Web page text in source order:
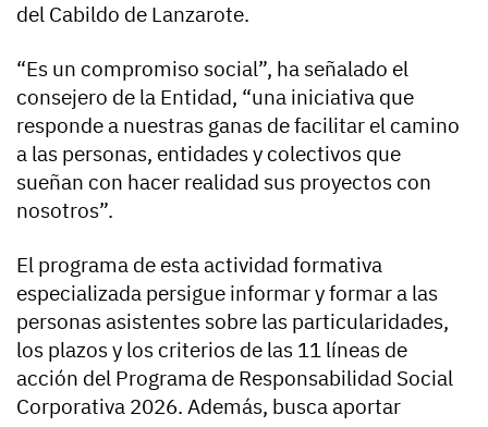
del Cabildo de Lanzarote.
“Es un compromiso social”, ha señalado el
consejero de la Entidad, “una iniciativa que
responde a nuestras ganas de facilitar el camino
a las personas, entidades y colectivos que
sueñan con hacer realidad sus proyectos con
nosotros”.
El programa de esta actividad formativa
especializada persigue informar y formar a las
personas asistentes sobre las particularidades,
los plazos y los criterios de las 11 líneas de
acción del Programa de Responsabilidad Social
Corporativa 2026. Además, busca aportar